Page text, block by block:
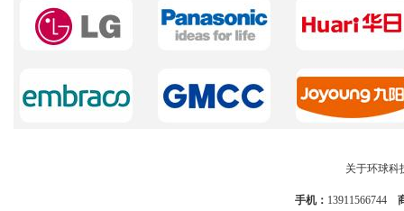
关于环球科
手机： 13911566744